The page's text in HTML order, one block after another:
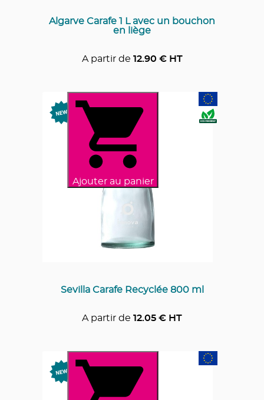
Algarve Carafe 1 L avec un bouchon
en liège
A partir de 12.90 € HT
Ajouter au panier
Sevilla Carafe Recyclée 800 ml
A partir de 12.05 € HT